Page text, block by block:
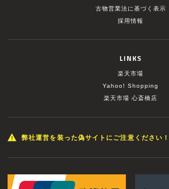
古物営業法に基づく表示
採用情報
LINKS
楽天市場
Yahoo! Shopping
楽天市場 心斎橋店
弊社運営を装った偽サイトにご注意ください！